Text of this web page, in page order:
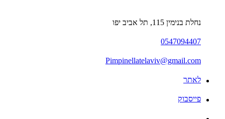
נחלת בנימין 115, תל אביב יפו
0547094407
Pimpinellatelaviv@gmail.com
לאתר
פייסבוק